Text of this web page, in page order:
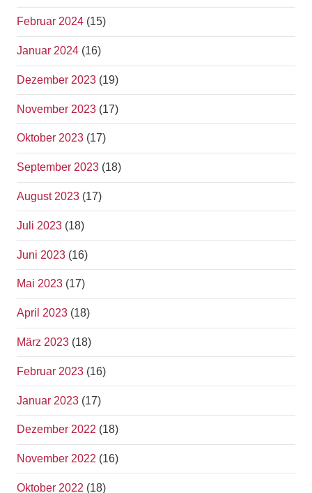
Februar 2024 (15)
Januar 2024 (16)
Dezember 2023 (19)
November 2023 (17)
Oktober 2023 (17)
September 2023 (18)
August 2023 (17)
Juli 2023 (18)
Juni 2023 (16)
Mai 2023 (17)
April 2023 (18)
März 2023 (18)
Februar 2023 (16)
Januar 2023 (17)
Dezember 2022 (18)
November 2022 (16)
Oktober 2022 (18)